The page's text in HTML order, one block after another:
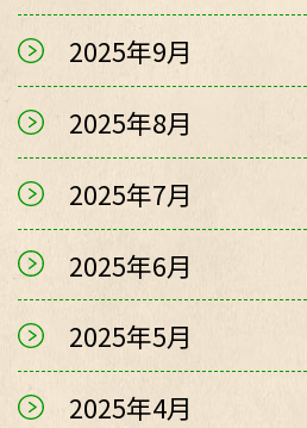
2025年9月
2025年8月
2025年7月
2025年6月
2025年5月
2025年4月